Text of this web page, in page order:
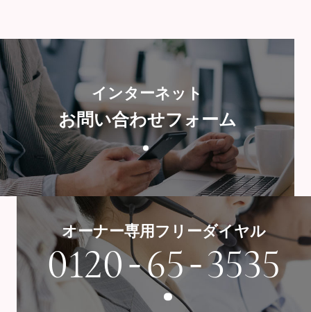
インターネット
お問い合わせフォーム
オーナー専用フリーダイヤル
0120-65-3535